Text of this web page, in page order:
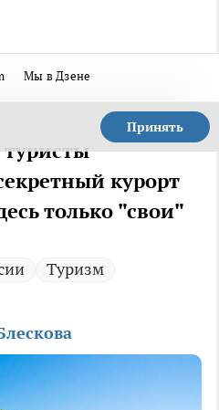
Мы в Дзене
Принять
курорт
только "свои"
Туризм